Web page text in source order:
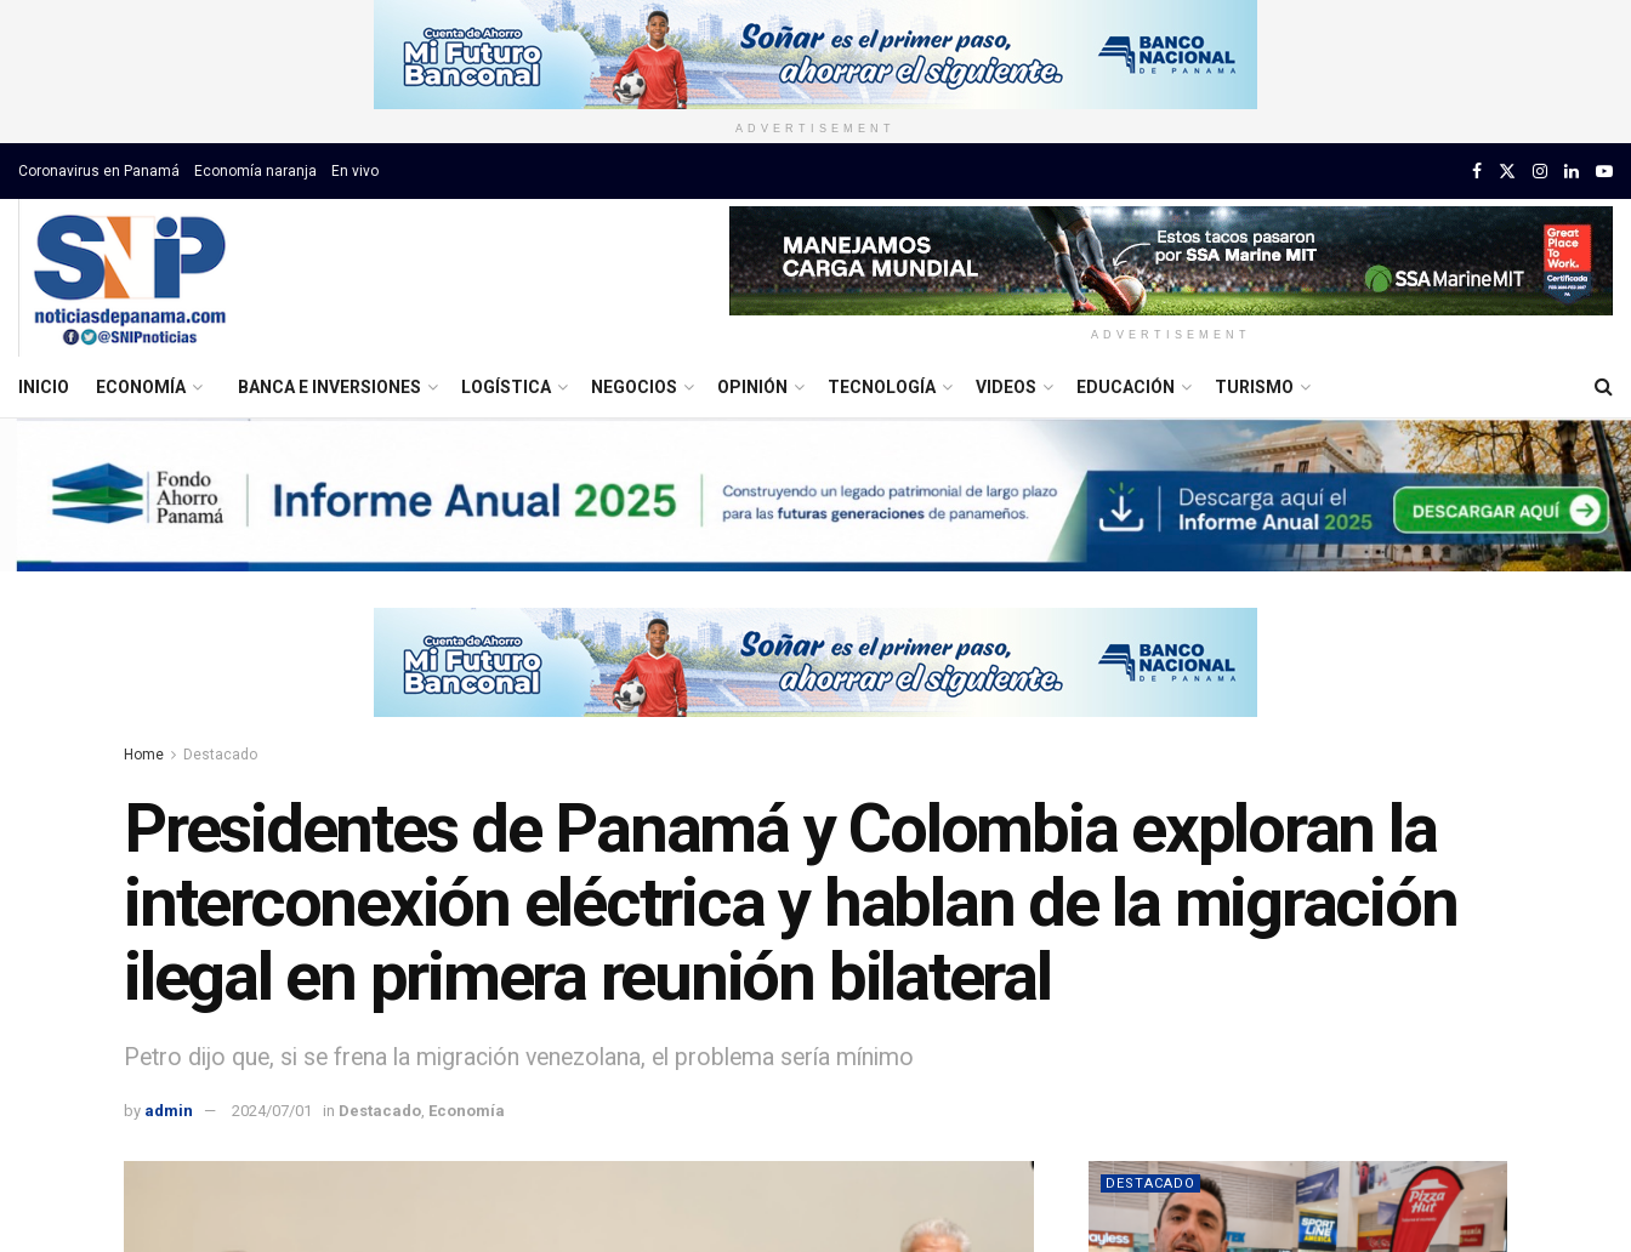
ADVERTISEMENT
Coronavirus en Panamá Economía naranja En vivo
ADVERTISEMENT
INICIO ECONOMÍA BANCA E INVERSIONES LOGÍSTICA NEGOCIOS OPINIÓN TECNOLOGÍA VIDEOS EDUCACIÓN TURISMO
Home Destacado
Presidentes de Panamá y Colombia exploran la
interconexión eléctrica y hablan de la migración
ilegal en primera reunión bilateral
Petro dijo que, si se frena la migración venezolana, el problema sería mínimo
by admin 2024/07/01 in Destacado Economía
DESTACADO